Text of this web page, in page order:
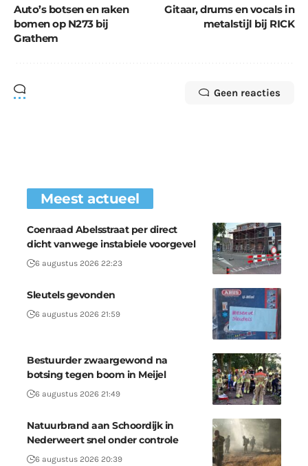
Auto’s botsen en raken
bomen op N273 bij
Grathem
Gitaar, drums en vocals in
metalstijl bij RICK
Geen reacties
Meest actueel
Coenraad Abelsstraat per direct
dicht vanwege instabiele voorgevel
6 augustus 2026 22:23
Sleutels gevonden
6 augustus 2026 21:59
Bestuurder zwaargewond na
botsing tegen boom in Meijel
6 augustus 2026 21:49
Natuurbrand aan Schoordijk in
Nederweert snel onder controle
6 augustus 2026 20:39